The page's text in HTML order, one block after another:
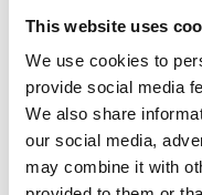
This website uses
We use cookies to
provide social media
We also share
our social media,
may combine it with
Compatibilité
les conditions
le produit sera
UV, la résistance
avec des